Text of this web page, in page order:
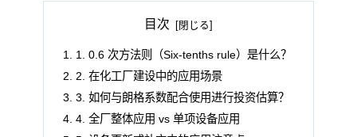
目次
1. 0.6 次方法则（Six‑tenths rule）是什么？
2. 在化工厂建设中的应用场景
3. 如何与朗格系数配合使用进行投资估算？
4. 全厂整体应用 vs 单项设备应用